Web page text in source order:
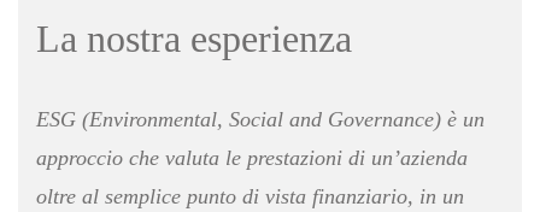
La nostra esperienza
ESG (Environmental, Social and Governance) è un
approccio che valuta le prestazioni di un’azienda
oltre al semplice punto di vista finanziario, in un